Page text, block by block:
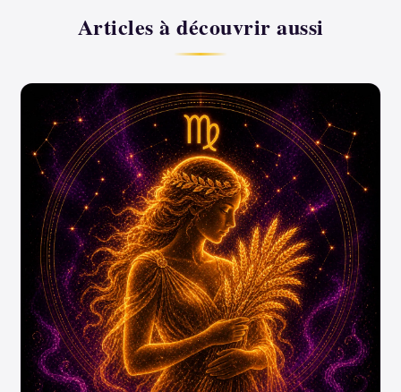
Articles à découvrir aussi